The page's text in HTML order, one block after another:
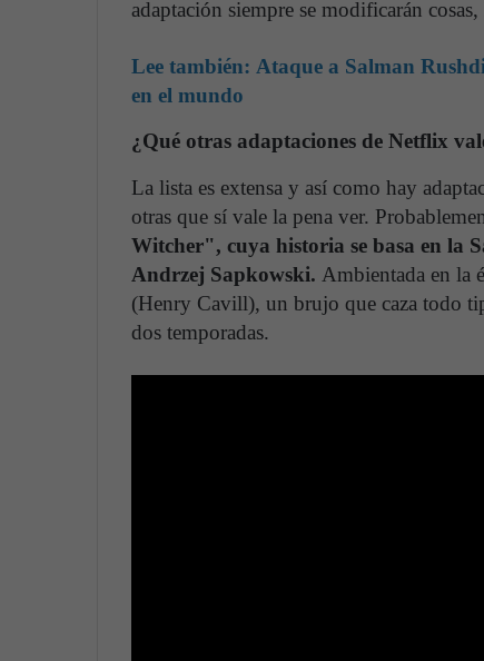
adaptación siempre se modificarán
Lee también: Ataque a Salman
en el mundo
¿Qué otras adaptaciones de Netflix
La lista es extensa y así como hay
otras que sí vale la pena ver.
Witcher", cuya historia se basa en la
Andrzej Sapkowski. Ambientada en la
(Henry Cavill), un brujo que caza todo
dos temporadas.